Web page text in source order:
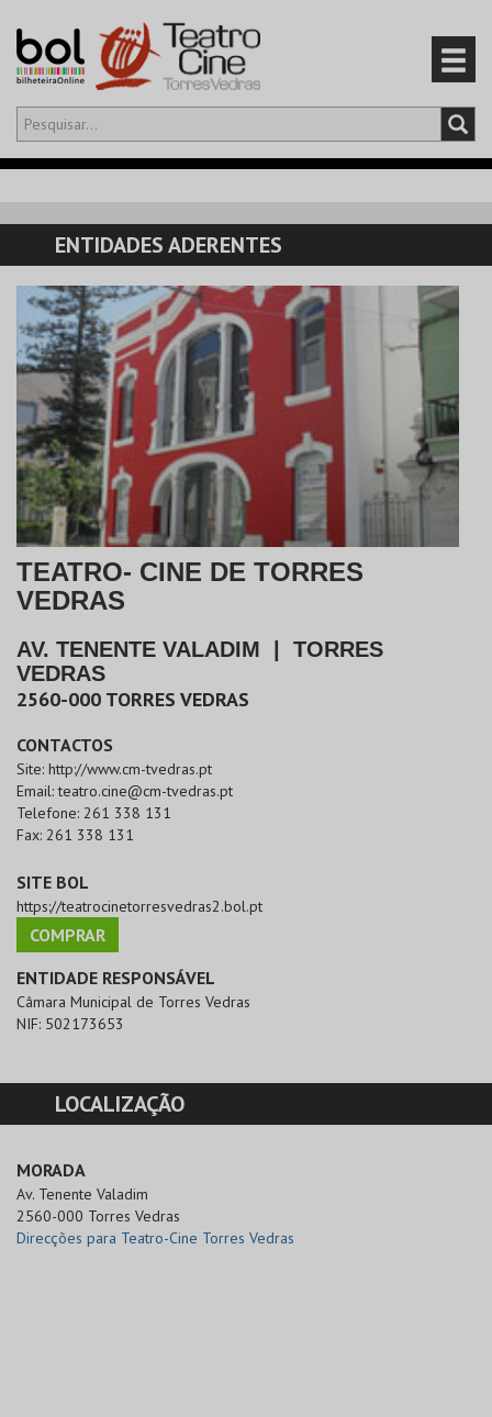
Olá,iniciar sessão
CARRINHO
EVENTOS
CARTÕES
PRODUTOS
ENTIDADES ADERENTES
TEATRO- CINE DE TORRES
VEDRAS
AV. TENENTE VALADIM | TORRES
VEDRAS
2560-000 TORRES VEDRAS
CONTACTOS
Site: http://www.cm-tvedras.pt
Email:teatro.cine@cm-tvedras.pt
Telefone: 261 338 131
Fax: 261 338 131
SITE BOL
https://teatrocinetorresvedras2.bol.pt
COMPRAR
ENTIDADE RESPONSÁVEL
Câmara Municipal de Torres Vedras
NIF: 502173653
LOCALIZAÇÃO
MORADA
Av. Tenente Valadim
2560-000 Torres Vedras
Direcções para Teatro-Cine Torres Vedras